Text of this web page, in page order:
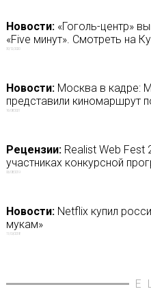
Новости:«Гоголь-центр»
«Five минут». Смотреть на
30/12/2020
Новости:Москва в кадре:
представили киномаршрут
16/08/2021
Рецензии:Realist Web Fest
участниках конкурсной
06/08/2019
Новости:Netflix купил
мукам»
11/09/2018